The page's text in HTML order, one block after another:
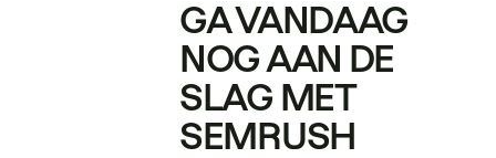
GA VANDAAG
NOG AAN DE
SLAG MET
SEMRUSH